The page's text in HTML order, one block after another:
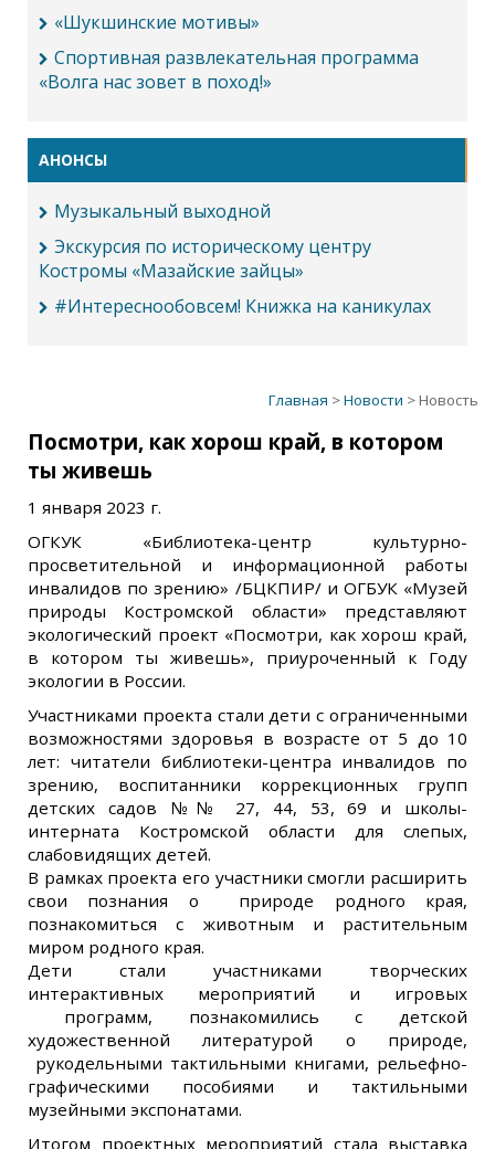
«Шукшинские мотивы»
Спортивная развлекательная программа
«Волга нас зовет в поход!»
АНОНСЫ
Музыкальный выходной
Экскурсия по историческому центру
Костромы «Мазайские зайцы»
#Интереснообовсем! Книжка на каникулах
Главная >Новости > Новость
Посмотри, как хорош край, в котором
ты живешь
1 января 2023 г.
ОГКУК «Библиотека-центр культурно-
просветительной и информационной работы
инвалидов по зрению» /БЦКПИР/ и ОГБУК «Музей
природы Костромской области» представляют
экологический проект «Посмотри, как хорош край,
в котором ты живешь», приуроченный к Году
экологии в России.
Участниками проекта стали дети с ограниченными
возможностями здоровья в возрасте от 5 до 10
лет: читатели библиотеки-центра инвалидов по
зрению, воспитанники коррекционных групп
детских садов №№ 27, 44, 53, 69 и школы-
интерната Костромской области для слепых,
слабовидящих детей.
В рамках проекта его участники смогли расширить
свои познания о природе родного края,
познакомиться с животным и растительным
миром родного края.
Дети стали участниками творческих
интерактивных мероприятий и игровых
программ, познакомились с детской
художественной литературой о природе,
рукодельными тактильными книгами, рельефно-
графическими пособиями и тактильными
музейными экспонатами.
Итогом проектных мероприятий стала выставка